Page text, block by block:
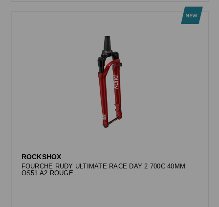
ROCKSHOX
FOURCHE RUDY ULTIMATE RACE DAY 2 700C 40MM
OS51 A2 ROUGE